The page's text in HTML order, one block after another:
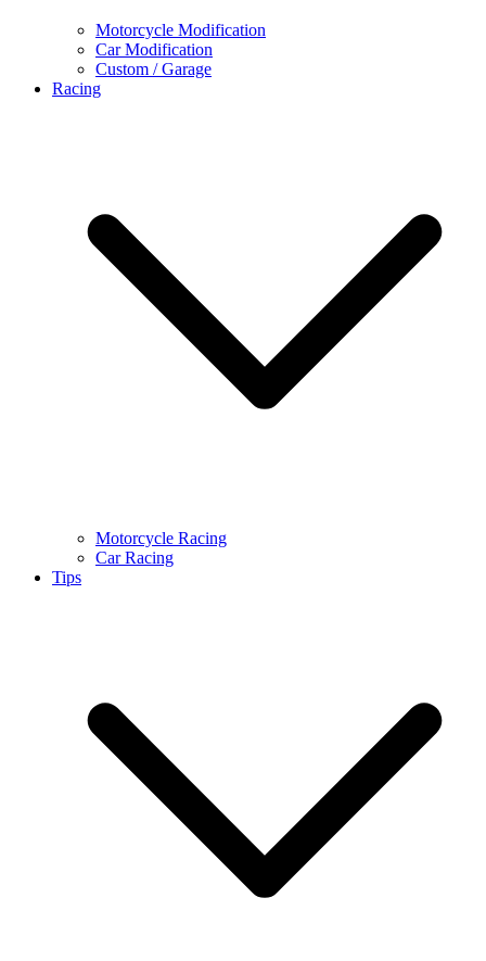
Motorcycle Modification
Car Modification
Custom / Garage
Racing
Motorcycle Racing
Car Racing
Tips